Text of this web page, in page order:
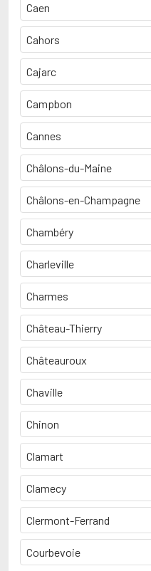
Caen
Cahors
Cajarc
Campbon
Cannes
Châlons-du-Maine
Châlons-en-Champagne
Chambéry
Charleville
Charmes
Château-Thierry
Châteauroux
Chaville
Chinon
Clamart
Clamecy
Clermont-Ferrand
Courbevoie